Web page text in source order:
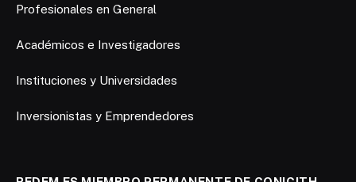
Profesionales en General
Académicos e Investigadores
Instituciones y Universidades
Inversionistas y Emprendedores